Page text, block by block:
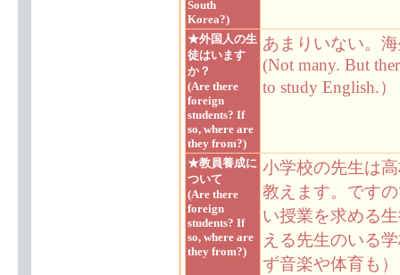
South
Korea?)
★外国人の生
徒はいます
か？
(Are there
foreign
students? If
so, where are
they from?)
あまりいない。
(Not many. But
to study English.）
★教員養成に
ついて
(Are there
foreign
students? If
so, where are
they from?)
小学校の先生は
教えます。です
い授業を求める
える先生のいる
ず音楽や体育も